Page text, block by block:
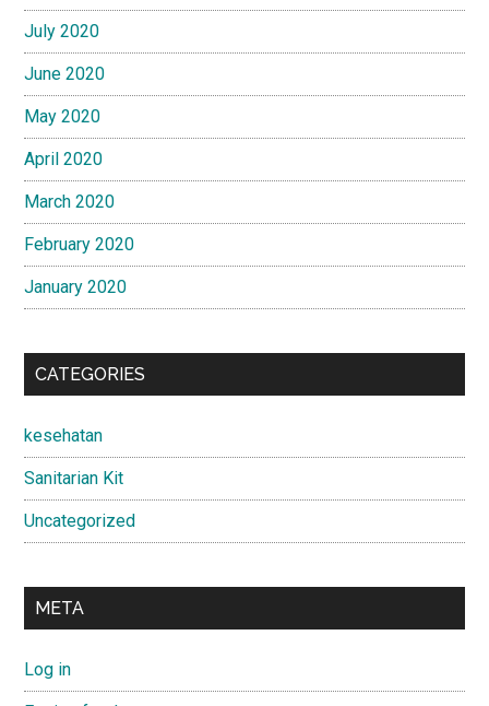
July 2020
June 2020
May 2020
April 2020
March 2020
February 2020
January 2020
CATEGORIES
kesehatan
Sanitarian Kit
Uncategorized
META
Log in